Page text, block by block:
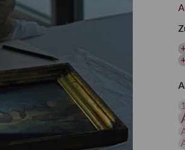
kulturtouristische Ziele
Malerei 20./21. Jh.
Sammlung
Angebote für Kitas